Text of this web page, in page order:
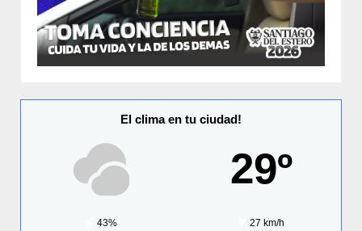
El clima en tu ciudad!
29º
43% 27 km/h